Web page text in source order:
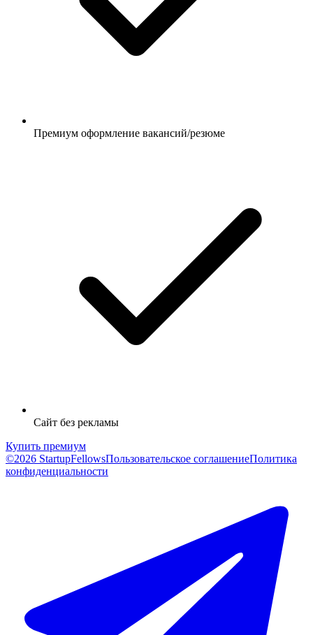
Премиум оформление вакансий/резюме
Сайт без рекламы
Купить премиум
©2026 StartupFellowsПользовательское соглашениеПолитика
конфиденциальности